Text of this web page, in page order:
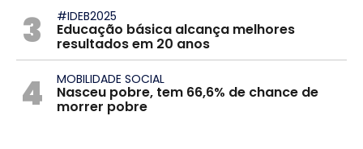
3 #IDEB2025
Educação básica alcança melhores
resultados em 20 anos
4 MOBILIDADE SOCIAL
Nasceu pobre, tem 66,6% de chance de
morrer pobre